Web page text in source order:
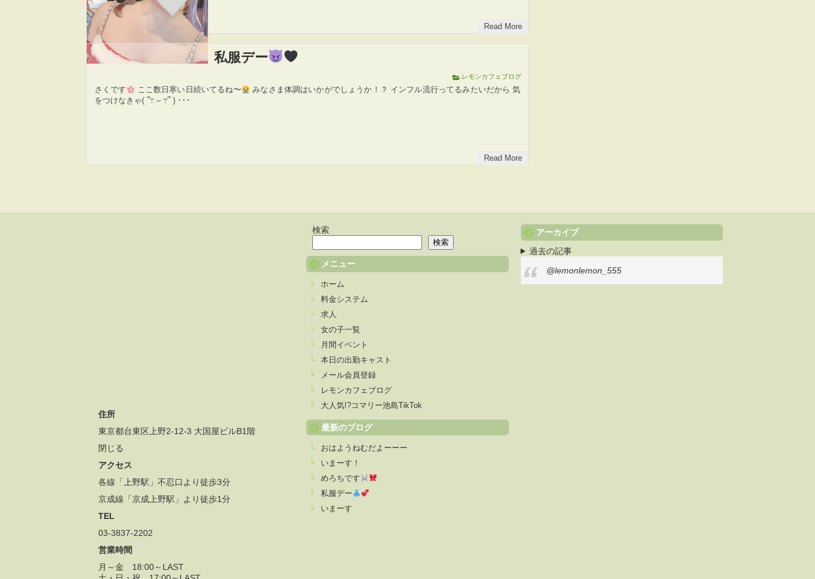
Read More
私服デー
レモンカフェブログ
さくです ここ数日寒い日続いてるね〜
みなさま体調はいかがでしょうか！？ インフル流行ってるみたいだから 気
をつけなきゃ( ՞߹ – ߹՞ ) ･･･
Read More
住所
東京都台東区上野2-12-3 大国屋ビルB1階
閉じる
アクセス
各線「上野駅」不忍口より徒歩3分
京成線「京成上野駅」より徒歩1分
TEL
03-3837-2202
営業時間
月～金 18:00～LAST
検索
検索
メニュー
ホーム
料金システム
求人
女の子一覧
月間イベント
本日の出勤キャスト
メール会員登録
レモンカフェブログ
大人気!?コマリー池島TikTok
最新のブログ
おはようねむだよーーー
いまーす！
めろちです
私服デー
いまーす
アーカイブ
過去の記事
@lemonlemon_555